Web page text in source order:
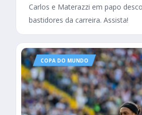
Carlos e Materazzi em papo
bastidores da carreira. Assista!
COPA DO MUNDO